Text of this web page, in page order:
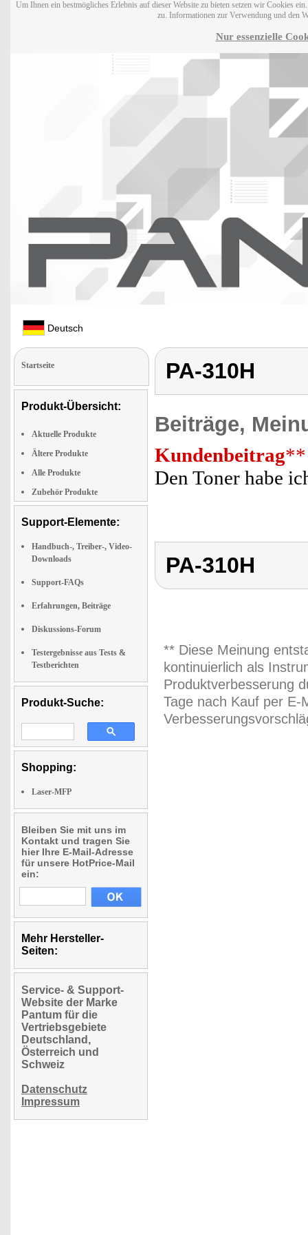
Um Ihnen ein bestmögliches Erlebnis auf dieser Website zu bieten setzen wir Cookies
zu. Informationen zur Verwendung und den
Nur essenzielle
Deutsch
Startseite
Produkt-Übersicht:
Aktuelle Produkte
Ältere Produkte
Alle Produkte
Zubehör Produkte
Support-Elemente:
Handbuch-, Treiber-, Video-
Downloads
Support-FAQs
Erfahrungen, Beiträge
Diskussions-Forum
Testergebnisse aus Tests &
Testberichten
Produkt-Suche:
Shopping:
Laser-MFP
Bleiben Sie mit uns im
Kontakt und tragen Sie
hier Ihre E-Mail-Adresse
für unsere HotPrice-Mail
ein:
Mehr Hersteller-
Seiten:
Service- & Support-
Website der Marke
Pantum für die
Vertriebsgebiete
Deutschland,
Österreich und
Schweiz
Datenschutz
Impressum
PA-310H
Beiträge,
Kundenbeitrag**
Den Toner habe
PA-310H
** Diese Meinung
kontinuierlich als
Produktverbesserung
Tage nach Kauf per E-